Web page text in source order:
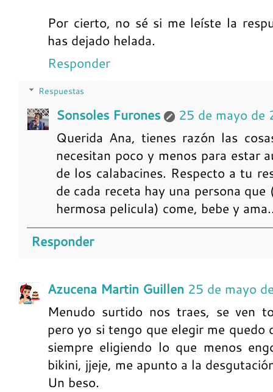
Por cierto, no sé si me leíste la
has dejado helada.
Responder
Respuestas
Sonsoles Furones
25 de mayo
Querida Ana, tienes razón las
necesitan poco y menos para estar
de los calabacines. Respecto a tu
de cada receta hay una persona
hermosa pelicula) come, bebe y
Responder
Azucena Martin Guillen 25 de mayo
Menudo surtido nos traes, se ven
pero yo si tengo que elegir me quedo
siempre eligiendo lo que menos
bikini, jjeje, me apunto a la
Un beso.